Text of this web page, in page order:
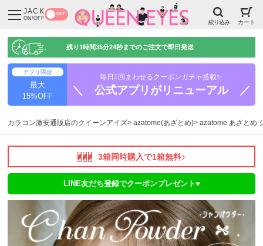
JACK
ON/OFF
OFF
絞り込み カート
残り1時間35分23秒までのご注文で即日発送
アプリ限定
最大
15%OFF
毎日1回まわせるクーポンガチャ搭載✨
＼ 公式アプリがリニューアル ／
カラコン激安通販店のクイーンアイズ azatome(あざとめ) azatome あざとめ
3箱同時購入で1箱無料♪
LINE友だち登録でクーポンプレゼント♥